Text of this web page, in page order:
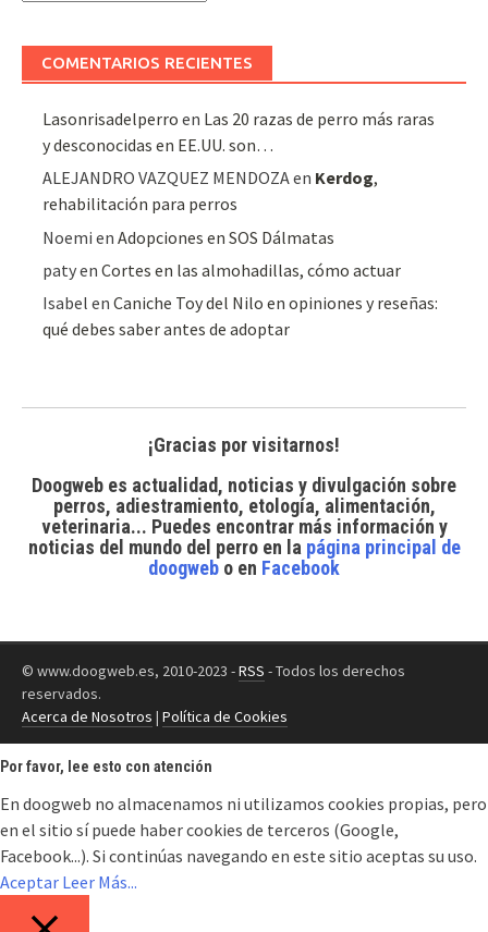
COMENTARIOS RECIENTES
Lasonrisadelperro en Las 20 razas de perro más raras
y desconocidas en EE.UU. son…
ALEJANDRO VAZQUEZ MENDOZAen Kerdog,
rehabilitación para perros
Noemi enAdopciones en SOS Dálmatas
patyenCortes en las almohadillas, cómo actuar
Isabel enCaniche Toy del Nilo en opiniones y reseñas:
qué debes saber antes de adoptar
¡Gracias por visitarnos!
Doogweb es actualidad, noticias y divulgación sobre
perros, adiestramiento, etología, alimentación,
veterinaria... Puedes encontrar más información y
noticias del mundo del perroen la página principal de
doogweb o en Facebook
© www.doogweb.es, 2010-2023 -RSS - Todos los derechos
reservados.
Acerca de Nosotros | Política de Cookies
Por favor, lee esto con atención
En doogweb no almacenamos ni utilizamos cookies propias, pero
en el sitio sí puede haber cookies de terceros (Google,
Facebook...). Si continúas navegando en este sitio aceptas su uso.
Aceptar Leer Más...